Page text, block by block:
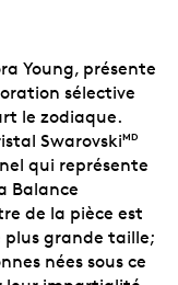
Young, présente
sélective
le zodiaque.
SwarovskiMD
qui représente
Balance
de la pièce est
plus grande taille;
nées sous ce